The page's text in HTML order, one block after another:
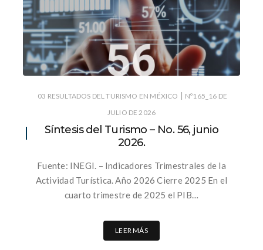
03 RESULTADOS DEL TURISMO EN MÉXICO | Nº165_16 DE
JULIO DE 2026
Síntesis del Turismo – No. 56, junio
2026.
Fuente: INEGI. – Indicadores Trimestrales de la
Actividad Turística. Año 2026 Cierre 2025 En el
cuarto trimestre de 2025 el PIB…
LEER MÁS